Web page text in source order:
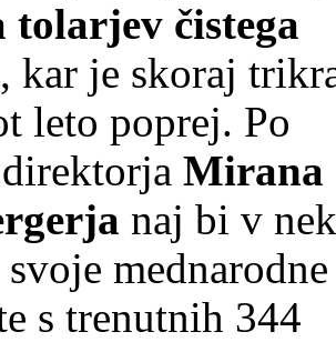
čistega
, kar je skoraj
leto poprej. Po
Mirana
naj bi v
svoje mednarodne
s trenutnih 344